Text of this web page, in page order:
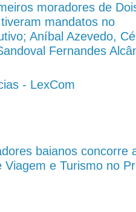
moradores de
mandatos no
Aníbal Azevedo,
Fernandes
- LexCom
baianos concorre
Viagem e Turismo no